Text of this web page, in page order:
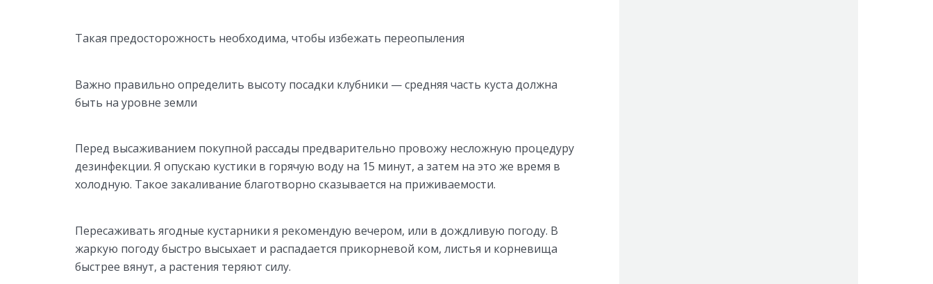
Такая предосторожность необходима, чтобы избежать переопыления
Важно правильно определить высоту посадки клубники — средняя часть куста должна
быть на уровне земли
Перед высаживанием покупной рассады предварительно провожу несложную процедуру
дезинфекции. Я опускаю кустики в горячую воду на 15 минут, а затем на это же время в
холодную. Такое закаливание благотворно сказывается на приживаемости.
Пересаживать ягодные кустарники я рекомендую вечером, или в дождливую погоду. В
жаркую погоду быстро высыхает и распадается прикорневой ком, листья и корневища
быстрее вянут, а растения теряют силу.